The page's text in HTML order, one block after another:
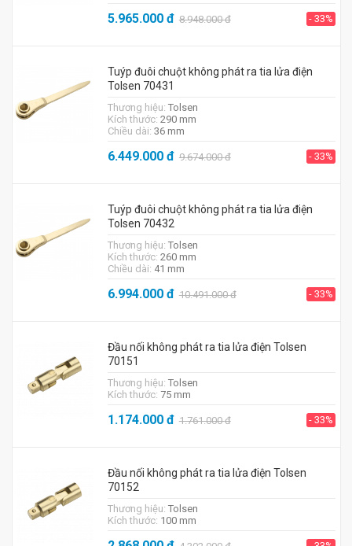
5.965.000đ 8.948.000đ - 33%
Tuýp đuôi chuột không phát ra tia lửa điện
Tolsen 70431
Thương hiệu: Tolsen
Kích thước: 290 mm
Chiều dài: 36 mm
6.449.000đ 9.674.000đ - 33%
Tuýp đuôi chuột không phát ra tia lửa điện
Tolsen 70432
Thương hiệu: Tolsen
Kích thước: 260 mm
Chiều dài: 41 mm
6.994.000đ 10.491.000đ - 33%
Đầu nối không phát ra tia lửa điện Tolsen
70151
Thương hiệu: Tolsen
Kích thước: 75 mm
1.174.000đ 1.761.000đ - 33%
Đầu nối không phát ra tia lửa điện Tolsen
70152
Thương hiệu: Tolsen
Kích thước: 100 mm